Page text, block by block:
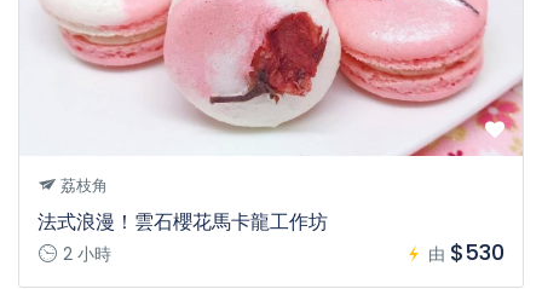
荔枝角
法式浪漫！雲石櫻花馬卡龍工作坊
2 小時 由 $530